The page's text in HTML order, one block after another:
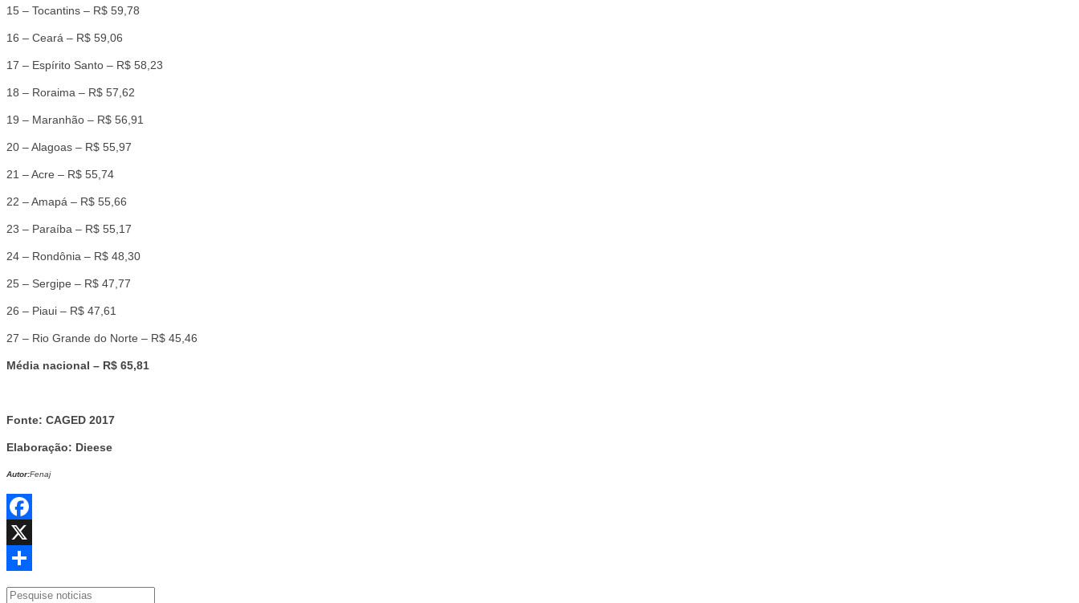
15 – Tocantins – R$ 59,78
16 – Ceará – R$ 59,06
17 – Espírito Santo – R$ 58,23
18 – Roraima – R$ 57,62
19 – Maranhão – R$ 56,91
20 – Alagoas – R$ 55,97
21 – Acre – R$ 55,74
22 – Amapá – R$ 55,66
23 – Paraíba – R$ 55,17
24 – Rondônia – R$ 48,30
25 – Sergipe – R$ 47,77
26 – Piaui – R$ 47,61
27 – Rio Grande do Norte – R$ 45,46
Média nacional – R$ 65,81
Fonte: CAGED 2017
Elaboração: Dieese
Autor:Fenaj
Facebook
X